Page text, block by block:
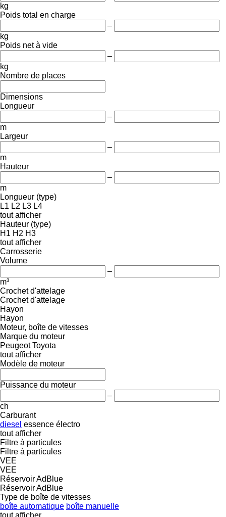
kg
Poids total en charge
–
kg
Poids net à vide
–
kg
Nombre de places
Dimensions
Longueur
–
m
Largeur
–
m
Hauteur
–
m
Longueur (type)
L1 L2 L3 L4
tout afficher
Hauteur (type)
H1 H2 H3
tout afficher
Carrosserie
Volume
–
m³
Crochet d'attelage
Crochet d'attelage
Hayon
Hayon
Moteur, boîte de vitesses
Marque du moteur
Peugeot Toyota
tout afficher
Modèle de moteur
Puissance du moteur
–
ch
Carburant
diesel essence électro
tout afficher
Filtre à particules
Filtre à particules
VEE
VEE
Réservoir AdBlue
Réservoir AdBlue
Type de boîte de vitesses
boîte automatique boîte manuelle
tout afficher